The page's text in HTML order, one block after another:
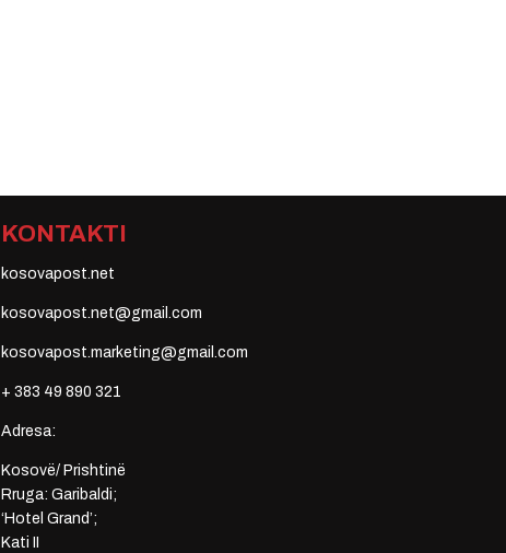
KONTAKTI
kosovapost.net
kosovapost.net@gmail.com
kosovapost.marketing@gmail.com
+ 383 49 890 321
Adresa:
Kosovë/ Prishtinë
Rruga: Garibaldi;
‘Hotel Grand’;
Kati II